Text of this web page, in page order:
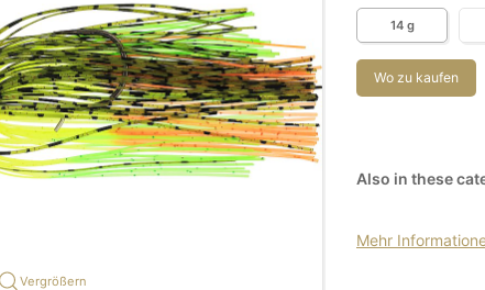
Vergrößern
14 g
Wo zu kaufen
Also in these
Mehr